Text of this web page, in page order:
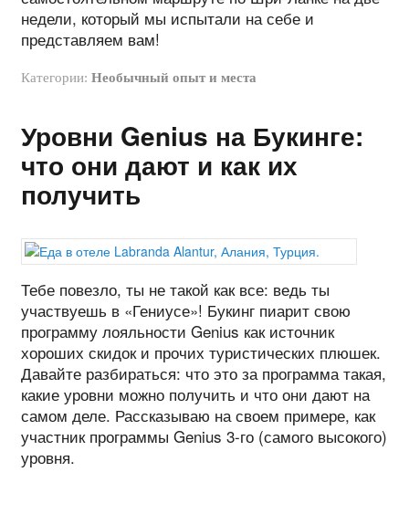
недели, который мы испытали на себе и
представляем вам!
Категории: Необычный опыт и места
Уровни Genius на Букинге:
что они дают и как их
получить
Тебе повезло, ты не такой как все: ведь ты
участвуешь в «Гениусе»! Букинг пиарит свою
программу лояльности Genius как источник
хороших скидок и прочих туристических плюшек.
Давайте разбираться: что это за программа такая,
какие уровни можно получить и что они дают на
самом деле. Рассказываю на своем примере, как
участник программы Genius 3-го (самого высокого)
уровня.